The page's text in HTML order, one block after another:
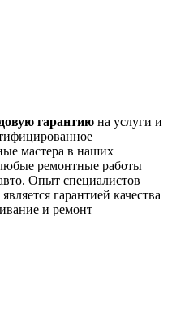
гарантию на услуги и
мастера в наших
ремонтные работы
Опыт специалистов
гарантией качества
и ремонт